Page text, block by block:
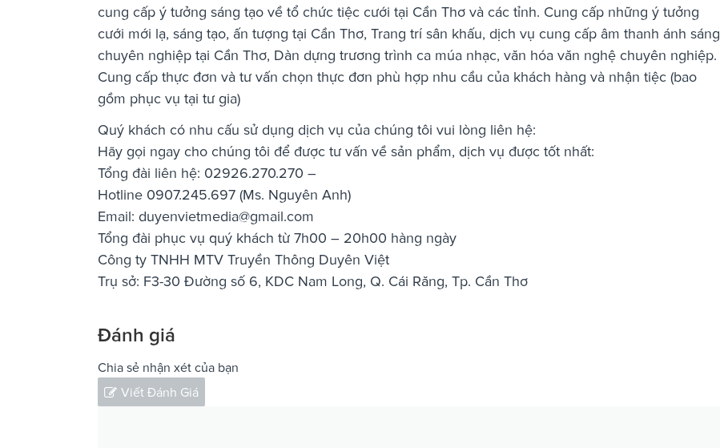
cung cấp ý tưởng sáng tạo về tổ chức tiệc cưới tại Cần Thơ và các tỉnh. Cung cấp những ý tưởng
cưới mới lạ, sáng tạo, ấn tượng tại Cần Thơ, Trang trí sân khấu, dịch vụ cung cấp âm thanh ánh sáng
chuyên nghiệp tại Cần Thơ, Dàn dựng trương trình ca múa nhạc, văn hóa văn nghệ chuyên nghiệp.
Cung cấp thực đơn và tư vấn chọn thực đơn phù hợp nhu cầu của khách hàng và nhận tiệc (bao
gồm phục vụ tại tư gia)
Quý khách có nhu cấu sử dụng dịch vụ của chúng tôi vui lòng liên hệ:
Hãy gọi ngay cho chúng tôi để được tư vấn về sản phẩm, dịch vụ được tốt nhất:
Tổng đài liên hệ: 02926.270.270 –
Hotline 0907.245.697 (Ms. Nguyên Anh)
Email: duyenvietmedia@gmail.com
Tổng đài phục vụ quý khách từ 7h00 – 20h00 hàng ngày
Công ty TNHH MTV Truyền Thông Duyên Việt
Trụ sở: F3-30 Đường số 6, KDC Nam Long, Q. Cái Răng, Tp. Cần Thơ
Đánh giá
Chia sẻ nhận xét của bạn
Viết Đánh Giá